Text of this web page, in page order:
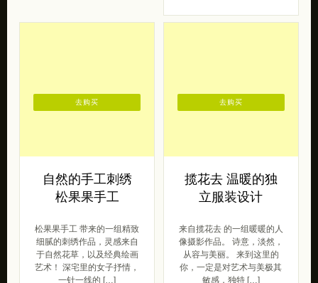
自然的手工刺绣
松果果手工
松果果手工 带来的一组精致
细腻的刺绣作品，灵感来自
于自然花草，以及经典绘画
艺术！ 深宅里的女子抒情，
一针一线的 […]
去购买
揽花去 温暖的独
立服装设计
来自揽花去 的一组暖暖的人
像摄影作品。 诗意，淡然，
从容与美丽。 来到这里的
你，一定是对艺术与美极其
敏感，独特 […]
去购买